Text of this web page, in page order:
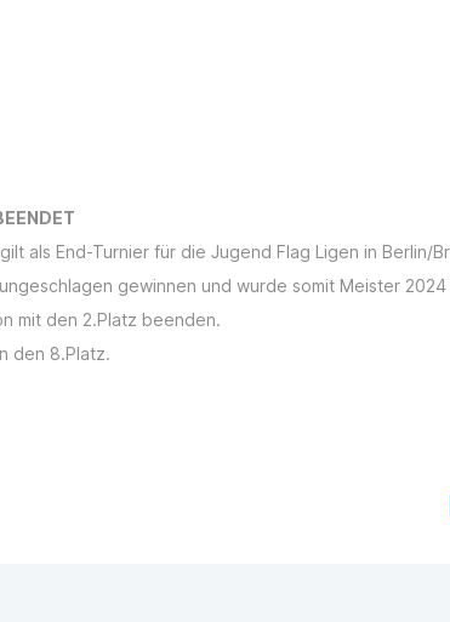
als End-Turnier für die Jugend Flag Ligen in Berlin/
gewinnen und wurde somit Meister 2024
mit den 2.Platz beenden.
den 8.Platz.